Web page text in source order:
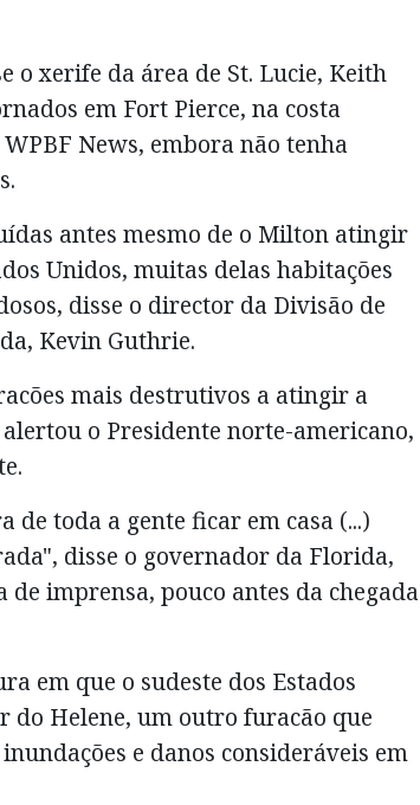
o xerife da área de St. Lucie, Keith
em Fort Pierce, na costa
News, embora não tenha
antes mesmo de o Milton atingir
Unidos, muitas delas habitações
disse o director da Divisão de
Kevin Guthrie.
mais destrutivos a atingir a
o Presidente norte-americano,
de toda a gente ficar em casa (...)
disse o governador da Florida,
de imprensa, pouco antes da chegada
em que o sudeste dos Estados
do Helene, um outro furacão que
e danos consideráveis em